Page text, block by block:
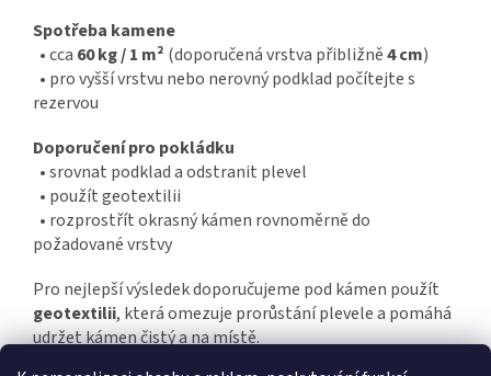
Spotřeba kamene
• cca 60 kg / 1 m² (doporučená vrstva přibližně4 cm)
• pro vyšší vrstvu nebo nerovný podklad počítejte s
rezervou
Doporučení pro pokládku
• srovnat podklad a odstranit plevel
• použít geotextilii
• rozprostřít okrasný kámen rovnoměrně do
požadované vrstvy
Pro nejlepší výsledek doporučujeme pod kámen použít
geotextilii, která omezuje prorůstání plevele a pomáhá
udržet kámen čistý a na místě.